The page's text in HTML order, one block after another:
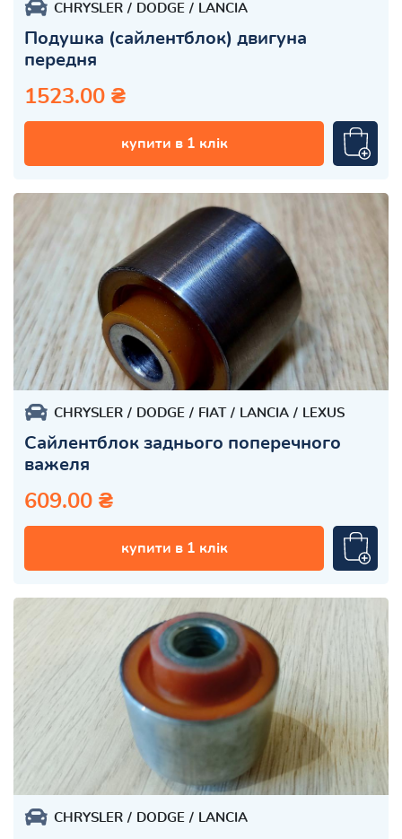
CHRYSLER DODGE LANCIA
Подушка (сайлентблок) двигуна
передня
1523.00 ₴
купити в 1 клік
CHRYSLER DODGE FIAT LANCIA LEXUS
Сайлентблок заднього поперечного
важеля
609.00 ₴
купити в 1 клік
CHRYSLER DODGE LANCIA